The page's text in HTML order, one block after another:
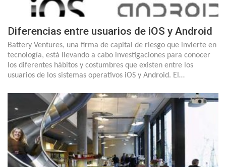
Diferencias entre usuarios de iOS y Android
Battery Ventures, una firma de capital de riesgo que invierte en
tecnología, está llevando a cabo investigaciones para conocer
los diferentes hábitos y costumbres que existen entre los
usuarios de los sistemas operativos iOS y Android. El…